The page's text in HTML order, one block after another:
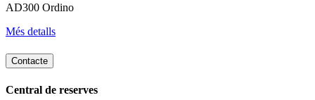
AD300 Ordino
Més detalls
Contacte
Central de reserves